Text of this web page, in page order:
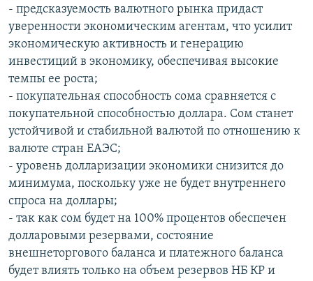
- предсказуемость валютного рынка придаст
уверенности экономическим агентам, что усилит
экономическую активность и генерацию
инвестиций в экономику, обеспечивая высокие
темпы ее роста;
- покупательная способность сома сравняется с
покупательной способностью доллара. Сом станет
устойчивой и стабильной валютой по отношению к
валюте стран ЕАЭС;
- уровень долларизации экономики снизится до
минимума, поскольку уже не будет внутреннего
спроса на доллары;
- так как сом будет на 100% процентов обеспечен
долларовыми резервами, состояние
внешнеторгового баланса и платежного баланса
будет влиять только на объем резервов НБ КР и